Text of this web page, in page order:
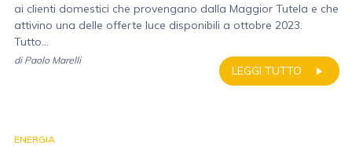
ai clienti domestici che provengano dalla Maggior Tutela e che
attivino una delle offerte luce disponibili a ottobre 2023.
Tutto...
LEGGI TUTTO
di Paolo Marelli
ENERGIA